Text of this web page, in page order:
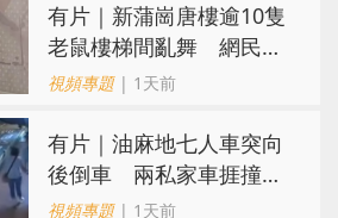
有片｜新蒲崗唐樓逾10隻
老鼠樓梯間亂舞 網民嚇
親：每次經過都要好大勇
視頻專題| 1天前
有片｜油麻地七人車突向
後倒車 兩私家車捱撞
司機不顧而去
視頻專題| 1天前